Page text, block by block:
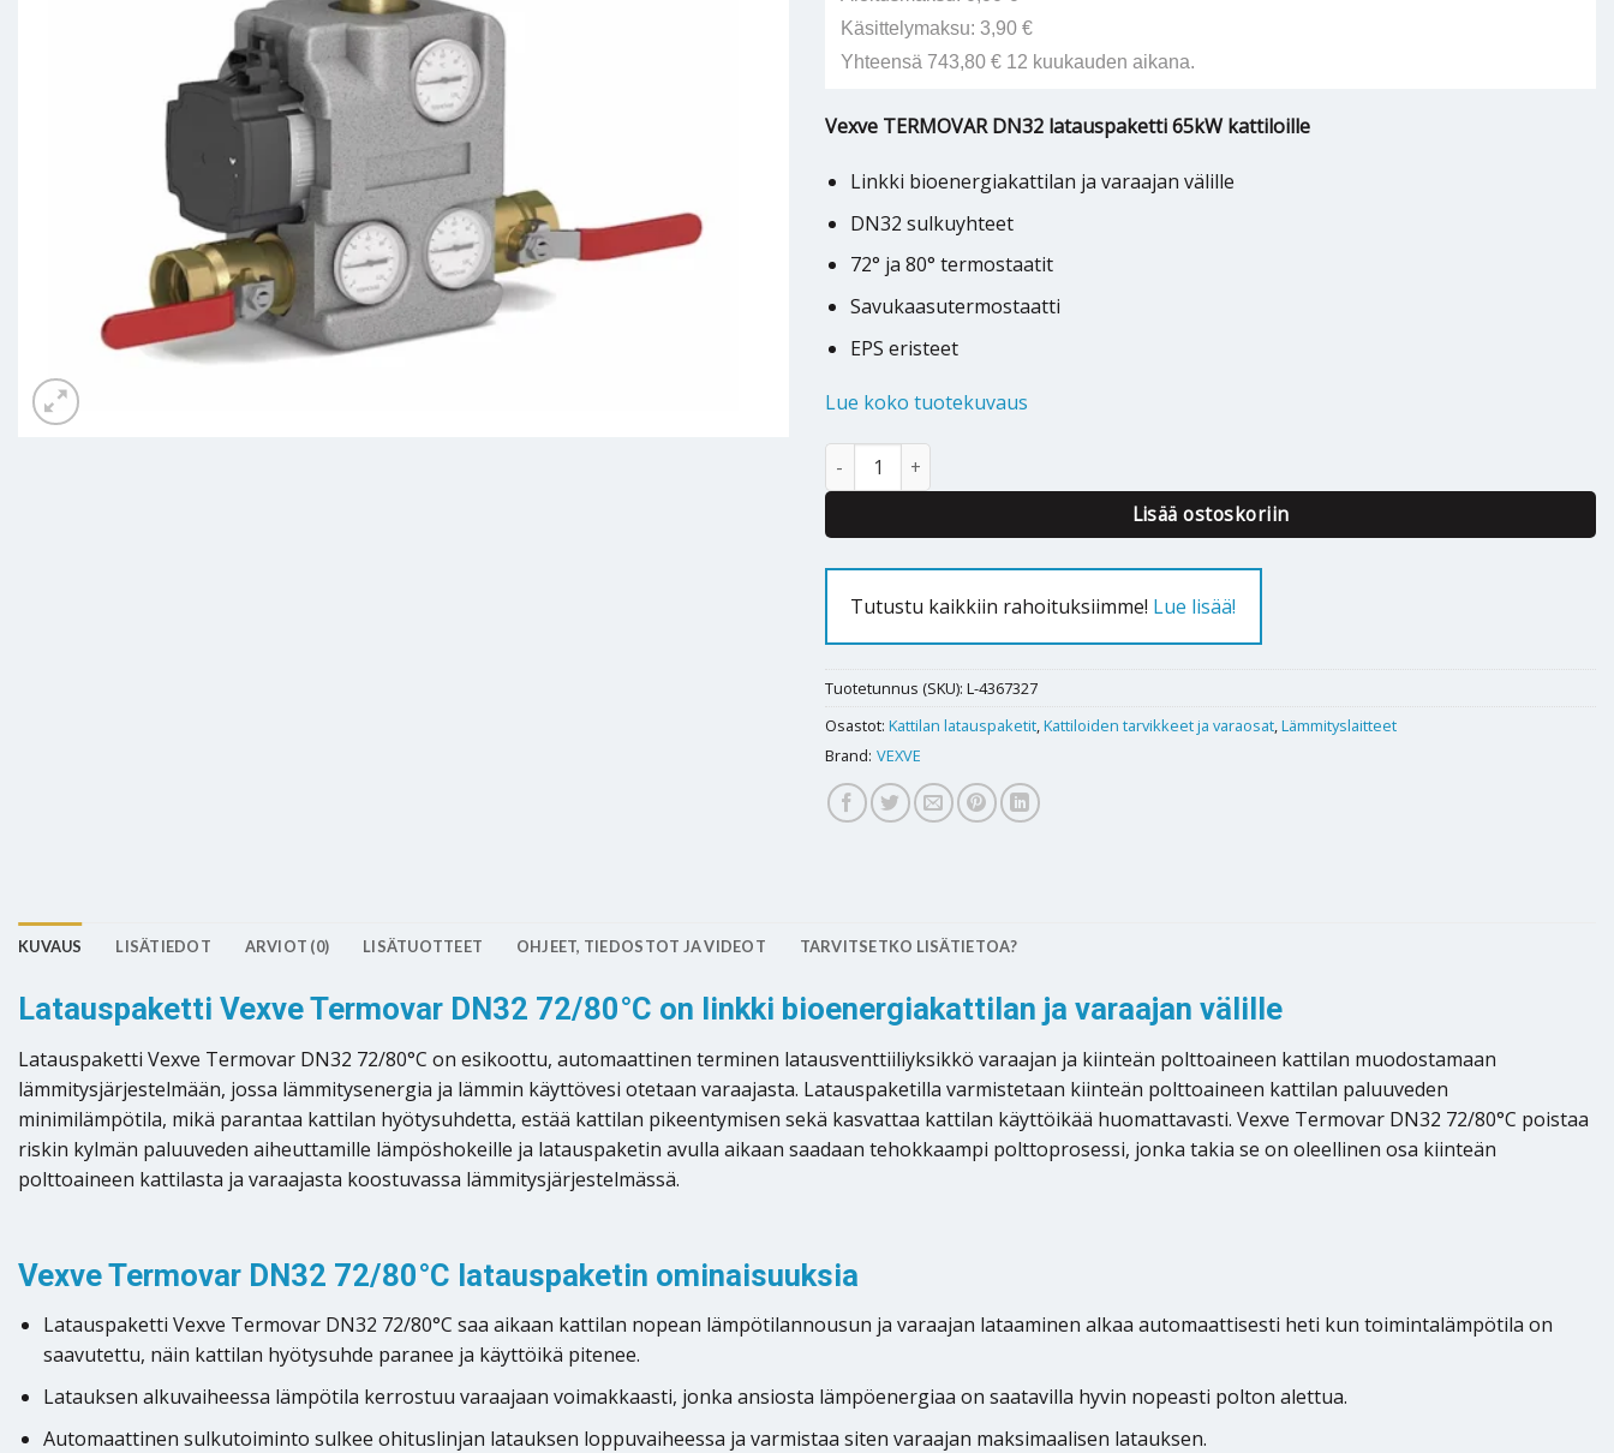
Käsittelymaksu: 3,90 €
Yhteensä 743,80 € 12 kuukauden aikana.
Vexve TERMOVAR DN32 latauspaketti 65kW kattiloille
Linkki bioenergiakattilan ja varaajan välille
DN32 sulkuyhteet
72° ja 80° termostaatit
Savukaasutermostaatti
EPS eristeet
Lue koko tuotekuvaus
Latauspaketti Vexve Termovar DN32 72/80°C määrä
Lisää ostoskoriin
Tutustu kaikkiin rahoituksiimme! Lue lisää!
Tuotetunnus (SKU): L-4367327
Osastot: Kattilan latauspaketit,Kattiloiden tarvikkeet ja varaosat,Lämmityslaitteet
Brand: VEXVE
KUVAUS LISÄTIEDOT ARVIOT (0) LISÄTUOTTEET OHJEET, TIEDOSTOT JA VIDEOT TARVITSETKO LISÄTIETOA?
Latauspaketti Vexve Termovar DN32 72/80°C on linkki bioenergiakattilan ja varaajan välille
Latauspaketti Vexve Termovar DN32 72/80°C on esikoottu, automaattinen terminen latausventtiiliyksikkö varaajan ja kiinteän polttoaineen kattilan muodostamaan
lämmitysjärjestelmään, jossa lämmitysenergia ja lämmin käyttövesi otetaan varaajasta. Latauspaketilla varmistetaan kiinteän polttoaineen kattilan paluuveden
minimilämpötila, mikä parantaa kattilan hyötysuhdetta, estää kattilan pikeentymisen sekä kasvattaa kattilan käyttöikää huomattavasti. Vexve Termovar DN32 72/80°C poistaa
riskin kylmän paluuveden aiheuttamille lämpöshokeille ja latauspaketin avulla aikaan saadaan tehokkaampi polttoprosessi, jonka takia se on oleellinen osa kiinteän
polttoaineen kattilasta ja varaajasta koostuvassa lämmitysjärjestelmässä.
Vexve Termovar DN32 72/80°C latauspaketin ominaisuuksia
Latauspaketti Vexve Termovar DN32 72/80°C saa aikaan kattilan nopean lämpötilannousun ja varaajan lataaminen alkaa automaattisesti heti kun toimintalämpötila on
saavutettu, näin kattilan hyötysuhde paranee ja käyttöikä pitenee.
Latauksen alkuvaiheessa lämpötila kerrostuu varaajaan voimakkaasti, jonka ansiosta lämpöenergiaa on saatavilla hyvin nopeasti polton alettua.
Automaattinen sulkutoiminto sulkee ohituslinjan latauksen loppuvaiheessa ja varmistaa siten varaajan maksimaalisen latauksen.